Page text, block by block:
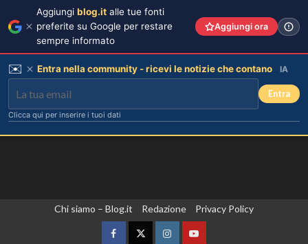
Chi siamo – Blog.it Redazione Privacy Policy
Aggiungi blog.it alle tue fonti
preferite su Google per restare
sempre informato
Aggiungi ora
✉️ Entra nella community - ricevi le notizie che contano IA
Entra
Clicca qui per inserire i tuoi dati